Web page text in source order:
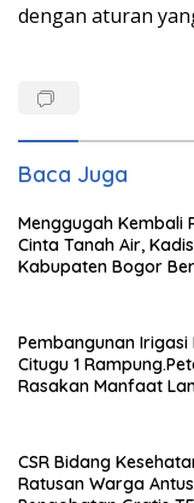
dengan aturan
Baca Juga
Menggugah Kembali
Cinta Tanah Air, Kadis
Kabupaten Bogor
Masyarakat Dan
Jalan.
Pembangunan Irigasi
Citugu 1
Rasakan Manfaat
CSR Bidang
Ratusan Warga